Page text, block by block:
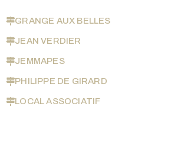
GRANGE AUX BELLES
JEAN VERDIER
JEMMAPES
PHILIPPE DE GIRARD
LOCAL ASSOCIATIF